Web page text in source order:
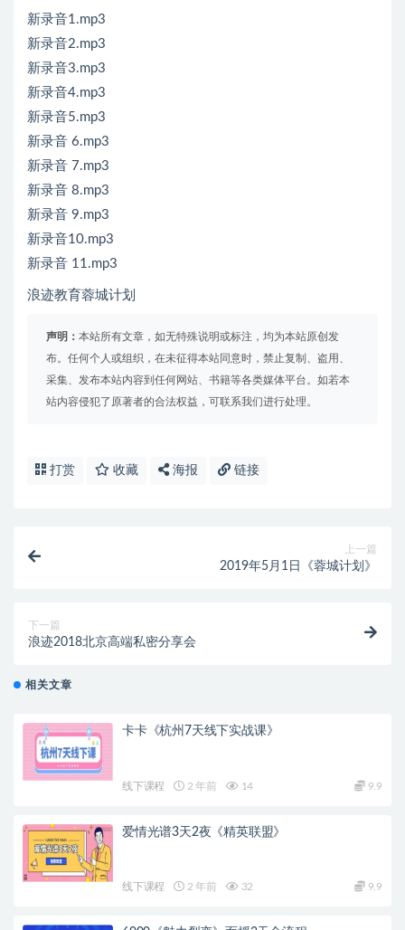
新录音1.mp3
新录音2.mp3
新录音3.mp3
新录音4.mp3
新录音5.mp3
新录音 6.mp3
新录音 7.mp3
新录音 8.mp3
新录音 9.mp3
新录音10.mp3
新录音 11.mp3
浪迹教育蓉城计划
声明： 本站所有文章，如无特殊说明或标注，均为本站原创发
布。任何个人或组织，在未征得本站同意时，禁止复制、盗用、
采集、发布本站内容到任何网站、书籍等各类媒体平台。如若本
站内容侵犯了原著者的合法权益，可联系我们进行处理。
打赏 收藏 海报 链接
上一篇
2019年5月1日《蓉城计划》
下一篇
浪迹2018北京高端私密分享会
相关文章
卡卡《杭州7天线下实战课》
线下课程 2 年前 14 9.9
爱情光谱3天2夜《精英联盟》
线下课程 2 年前 32 9.9